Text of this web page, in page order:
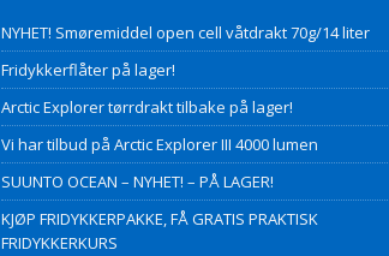
NYHET! Smøremiddel open cell våtdrakt 70g/14 liter
Fridykkerflåter på lager!
Arctic Explorer tørrdrakt tilbake på lager!
Vi har tilbud på Arctic Explorer III 4000 lumen
SUUNTO OCEAN – NYHET! – PÅ LAGER!
KJØP FRIDYKKERPAKKE, FÅ GRATIS PRAKTISK
FRIDYKKERKURS